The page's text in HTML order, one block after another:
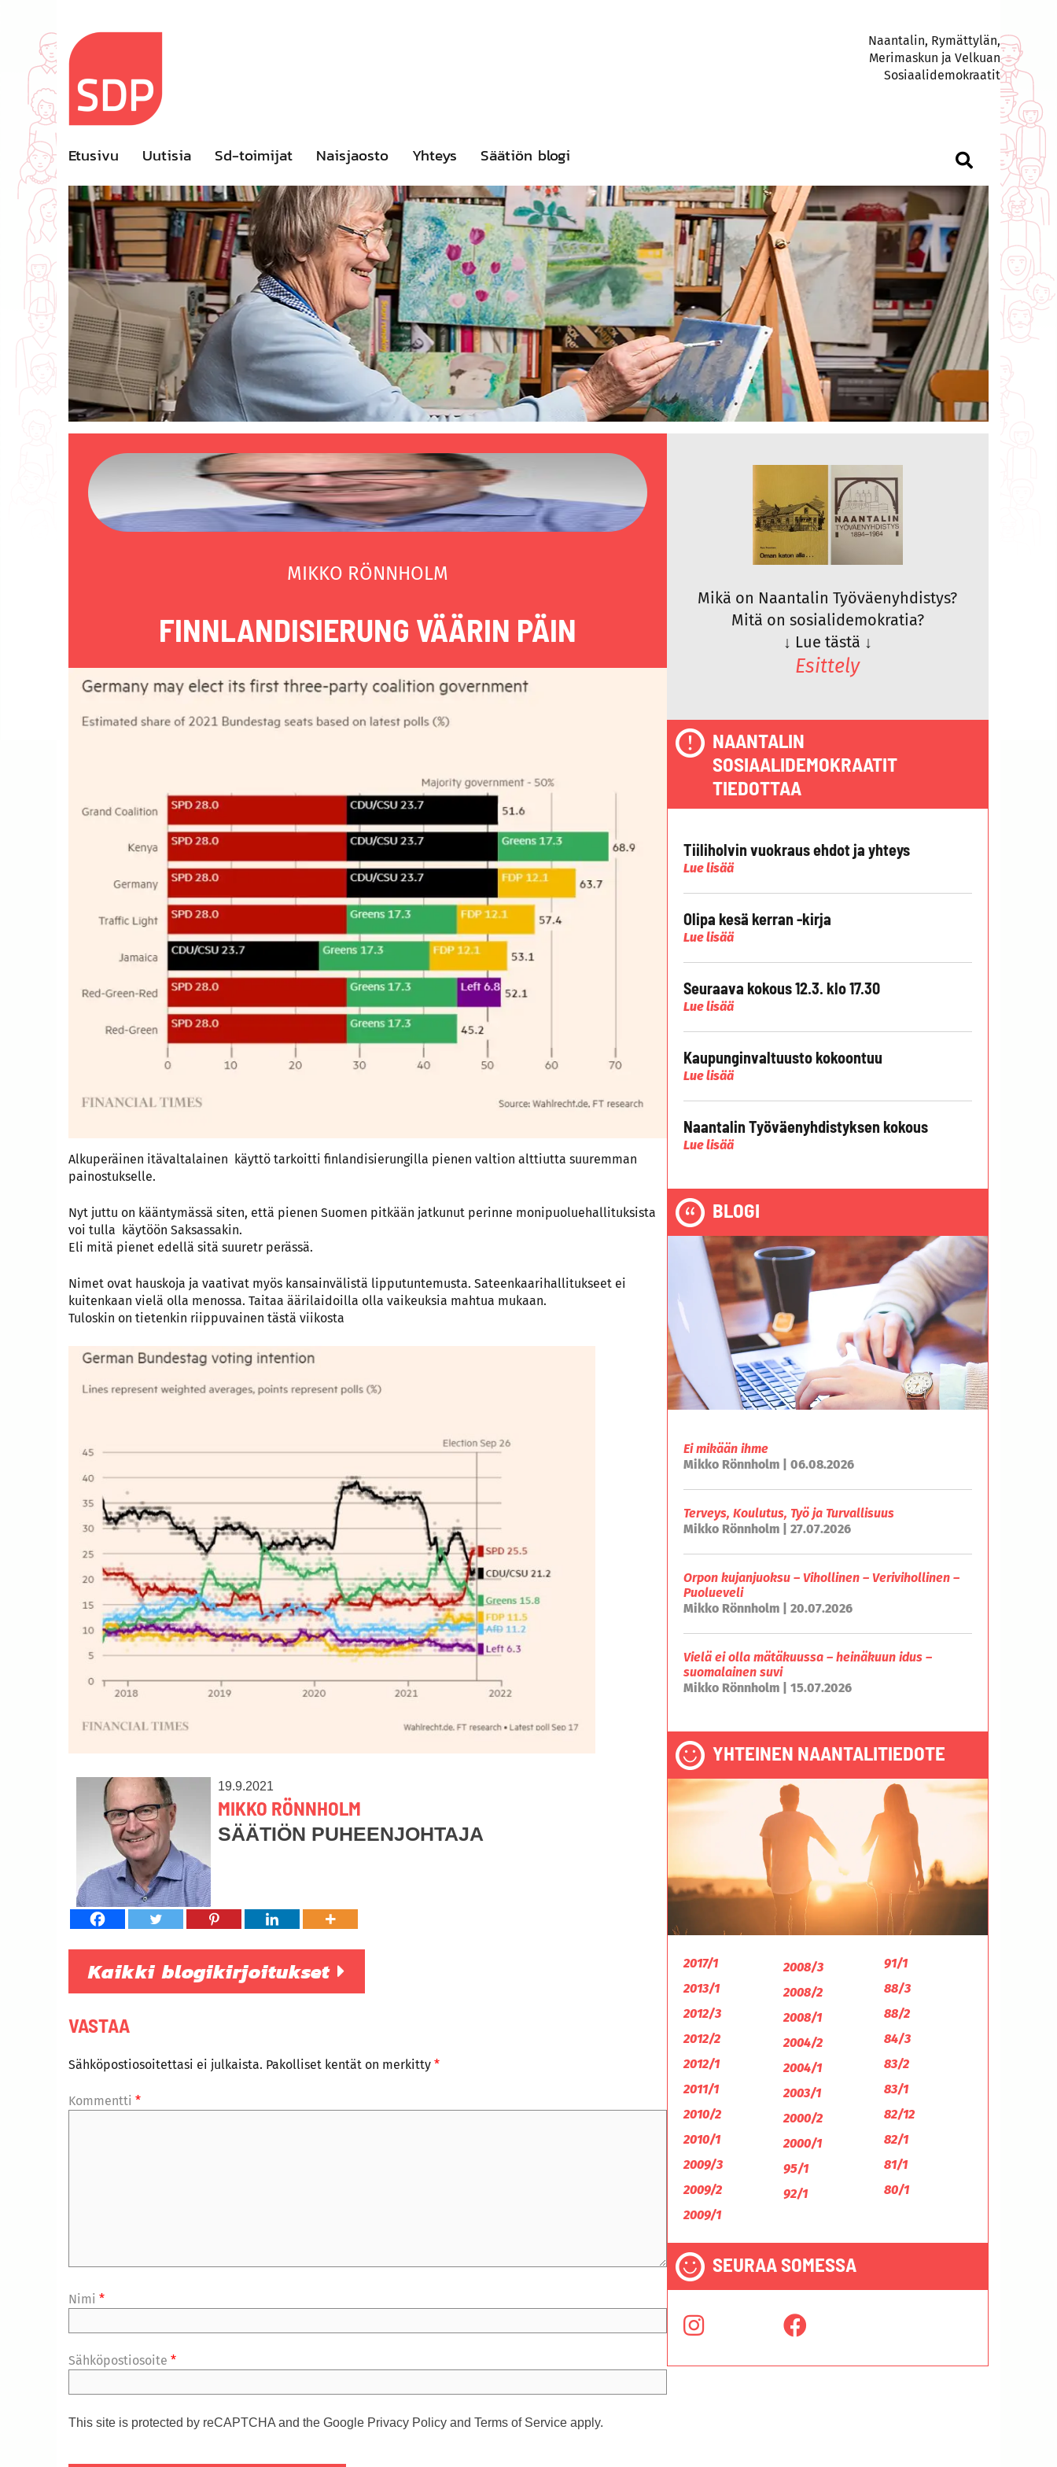
content
Naantalin, Rymättylän,
Merimaskun ja Velkuan
Sosiaalidemokraatit
Etusivu Uutisia Sd-toimijat Naisjaosto Yhteys Säätiön blogi
MIKKO RÖNNHOLM
FINNLANDISIERUNG VÄÄRIN PÄIN
Alkuperäinen itävaltalainen käyttö tarkoitti finlandisierungilla pienen valtion alttiutta suuremman
painostukselle.
Nyt juttu on kääntymässä siten, että pienen Suomen pitkään jatkunut perinne monipuoluehallituksista
voi tulla käytöön Saksassakin.
Eli mitä pienet edellä sitä suuretr perässä.
Nimet ovat hauskoja ja vaativat myös kansainvälistä lipputuntemusta. Sateenkaarihallitukseet ei
kuitenkaan vielä olla menossa. Taitaa äärilaidoilla olla vaikeuksia mahtua mukaan.
Tuloskin on tietenkin riippuvainen tästä viikosta
19.9.2021
MIKKO RÖNNHOLM
SÄÄTIÖN PUHEENJOHTAJA
Kaikki blogikirjoitukset
VASTAA
Sähköpostiosoitettasi ei julkaista. Pakolliset kentät on merkitty *
Kommentti *
Nimi *
Sähköpostiosoite *
This site is protected by reCAPTCHA and the Google Privacy Policy and Terms of Service apply.
Mikä on Naantalin Työväenyhdistys?
Mitä on sosialidemokratia?
↓ Lue tästä ↓
Esittely
NAANTALIN
SOSIAALIDEMOKRAATIT
TIEDOTTAA
Tiiliholvin vuokraus ehdot ja yhteys
Lue lisää
Olipa kesä kerran -kirja
Lue lisää
Seuraava kokous 12.3. klo 17.30
Lue lisää
Kaupunginvaltuusto kokoontuu
Lue lisää
Naantalin Työväenyhdistyksen kokous
Lue lisää
BLOGI
Ei mikään ihme
Mikko Rönnholm | 06.08.2026
Terveys, Koulutus, Työ ja Turvallisuus
Mikko Rönnholm | 27.07.2026
Orpon kujanjuoksu – Vihollinen – Verivihollinen –
Puolueveli
Mikko Rönnholm | 20.07.2026
Vielä ei olla mätäkuussa – heinäkuun idus –
suomalainen suvi
Mikko Rönnholm | 15.07.2026
YHTEINEN NAANTALITIEDOTE
2017/1
2013/1
2012/3
2012/2
2012/1
2011/1
2010/2
2010/1
2009/3
2009/2
2009/1
2008/3
2008/2
2008/1
2004/2
2004/1
2003/1
2000/2
2000/1
95/1
92/1
91/1
88/3
88/2
84/3
83/2
83/1
82/12
82/1
81/1
80/1
SEURAA SOMESSA